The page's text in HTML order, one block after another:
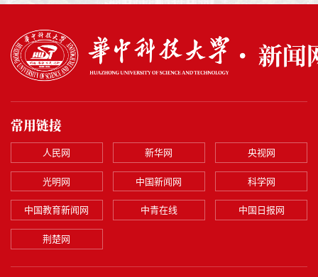
常用链接
人民网 新华网 央视网
光明网 中国新闻网 科学网
中国教育新闻网 中青在线 中国日报网
荆楚网